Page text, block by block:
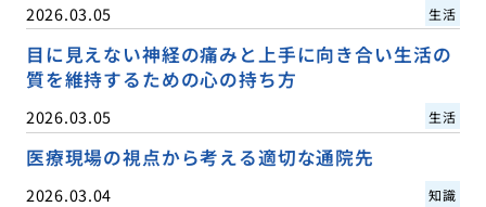
2026.03.05 生活
目に見えない神経の痛みと上手に向き合い生活の
質を維持するための心の持ち方
2026.03.05 生活
医療現場の視点から考える適切な通院先
2026.03.04 知識